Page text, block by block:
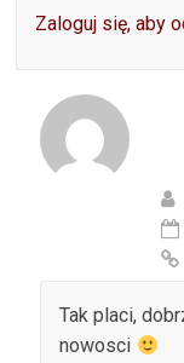
Zaloguj się, aby
Tak placi,
nowosci